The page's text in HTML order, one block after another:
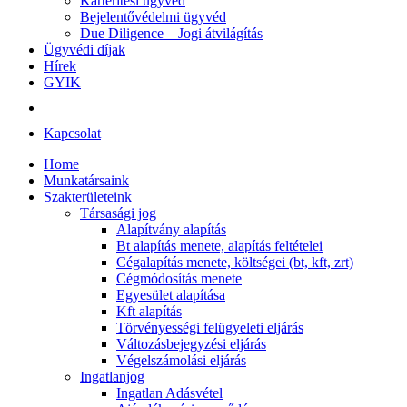
Bejelentővédelmi ügyvéd
Due Diligence – Jogi átvilágítás
Ügyvédi díjak
Hírek
GYIK
Kapcsolat
Home
Munkatársaink
Szakterületeink
Társasági jog
Alapítvány alapítás
Bt alapítás menete, alapítás feltételei
Cégalapítás menete, költségei (bt, kft, zrt)
Cégmódosítás menete
Egyesület alapítása
Kft alapítás
Törvényességi felügyeleti eljárás
Változásbejegyzési eljárás
Végelszámolási eljárás
Ingatlanjog
Ingatlan Adásvétel